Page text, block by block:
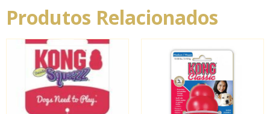
Produtos Relacionados